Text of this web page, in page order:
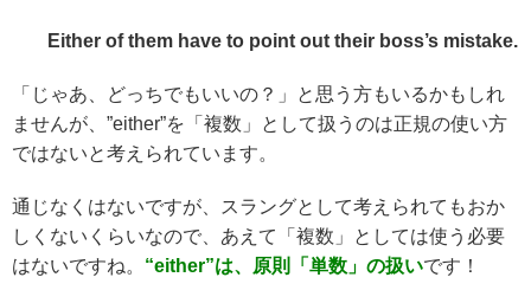
Either of them have to point out their boss’s mistake.
「じゃあ、どっちでもいいの？」と思う方もいるかもしれ
ませんが、”either”を「複数」として扱うのは正規の使い方
ではないと考えられています。
通じなくはないですが、スラングとして考えられてもおか
しくないくらいなので、あえて「複数」としては使う必要
はないですね。 “either”は、原則「単数」の扱いです！